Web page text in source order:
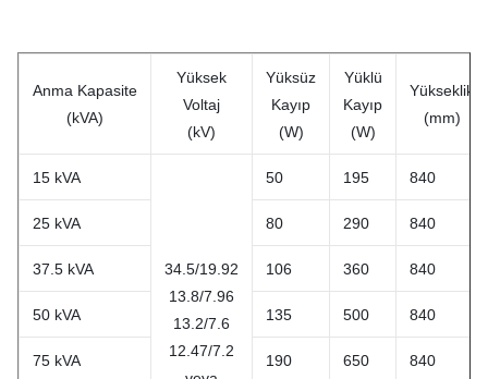
Anma Kapasite
(kVA)
Yüksek
Voltaj
(kV)
Yüksüz
Kayıp
(W)
Yüklü
Kayıp
(W)
Yükseklik
(mm)
15 kVA
34.5/19.92
13.8/7.96
13.2/7.6
12.47/7.2
50 195 840
25 kVA 80 290 840
37.5 kVA 106 360 840
50 kVA 135 500 840
75 kVA 190 650 840